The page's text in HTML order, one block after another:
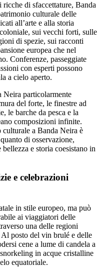
di sfaccettature, Banda
culturale delle
all’arte e alla storia
sui vecchi forti, sulle
di spezie, sui racconti
europea che nel
Conferenze, passeggiate
con esperti possono
a cielo aperto.
Neira particolarmente
del forte, le finestre ad
le barche da pesca e la
composizioni infinite.
a Banda Neira è
di osservazione,
e storia coesistano in
e celebrazioni
in stile europeo, ma può
ai viaggiatori delle
una delle regioni
posto del vin brulé e delle
cene a lume di candela a
in acque cristalline
equatoriale.